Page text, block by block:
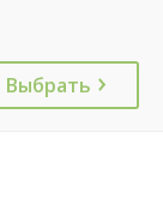
Выбрать